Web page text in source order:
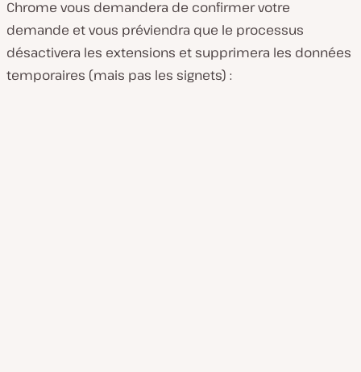
Chrome vous demandera de confirmer votre
demande et vous préviendra que le processus
désactivera les extensions et supprimera les données
temporaires (mais pas les signets) :